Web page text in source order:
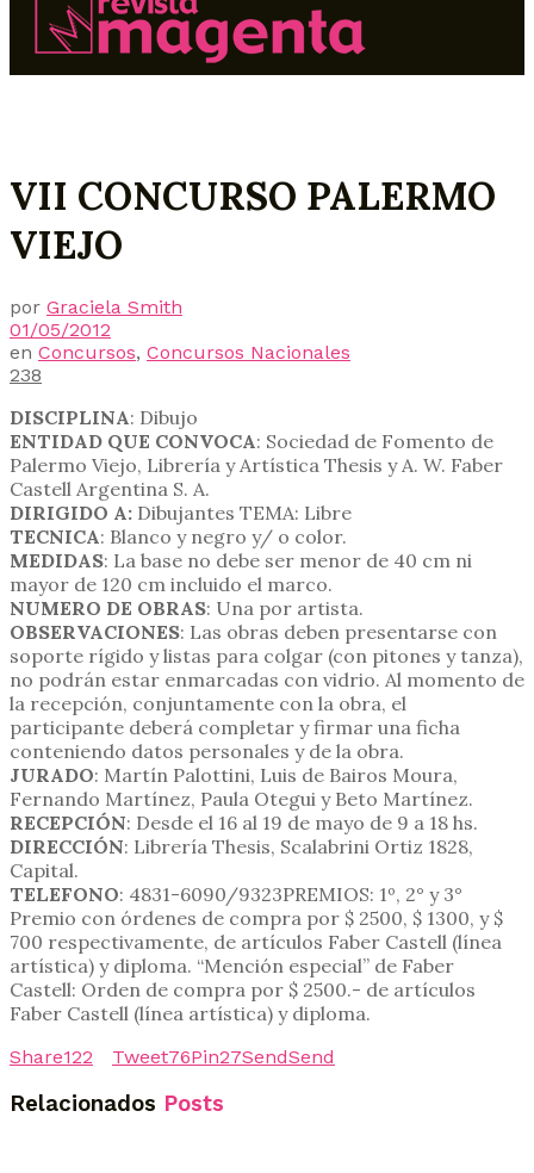
VII CONCURSO PALERMO
VIEJO
por Graciela Smith
01/05/2012
en Concursos, Concursos Nacionales
238
DISCIPLINA: Dibujo
ENTIDAD QUE CONVOCA: Sociedad de Fomento de
Palermo Viejo, Librería y Artística Thesis y A. W. Faber
Castell Argentina S. A.
DIRIGIDO A: Dibujantes TEMA: Libre
TECNICA: Blanco y negro y/ o color.
MEDIDAS: La base no debe ser menor de 40 cm ni
mayor de 120 cm incluido el marco.
NUMERO DE OBRAS: Una por artista.
OBSERVACIONES: Las obras deben presentarse con
soporte rígido y listas para colgar (con pitones y tanza),
no podrán estar enmarcadas con vidrio. Al momento de
la recepción, conjuntamente con la obra, el
participante deberá completar y firmar una ficha
conteniendo datos personales y de la obra.
JURADO: Martín Palottini, Luis de Bairos Moura,
Fernando Martínez, Paula Otegui y Beto Martínez.
RECEPCIÓN: Desde el 16 al 19 de mayo de 9 a 18 hs.
DIRECCIÓN: Librería Thesis, Scalabrini Ortiz 1828,
Capital.
TELEFONO: 4831-6090/9323PREMIOS: 1º, 2° y 3°
Premio con órdenes de compra por $ 2500, $ 1300, y $
700 respectivamente, de artículos Faber Castell (línea
artística) y diploma. “Mención especial” de Faber
Castell: Orden de compra por $ 2500.- de artículos
Faber Castell (línea artística) y diploma.
Share122 Tweet76Pin27SendSend
Relacionados Posts